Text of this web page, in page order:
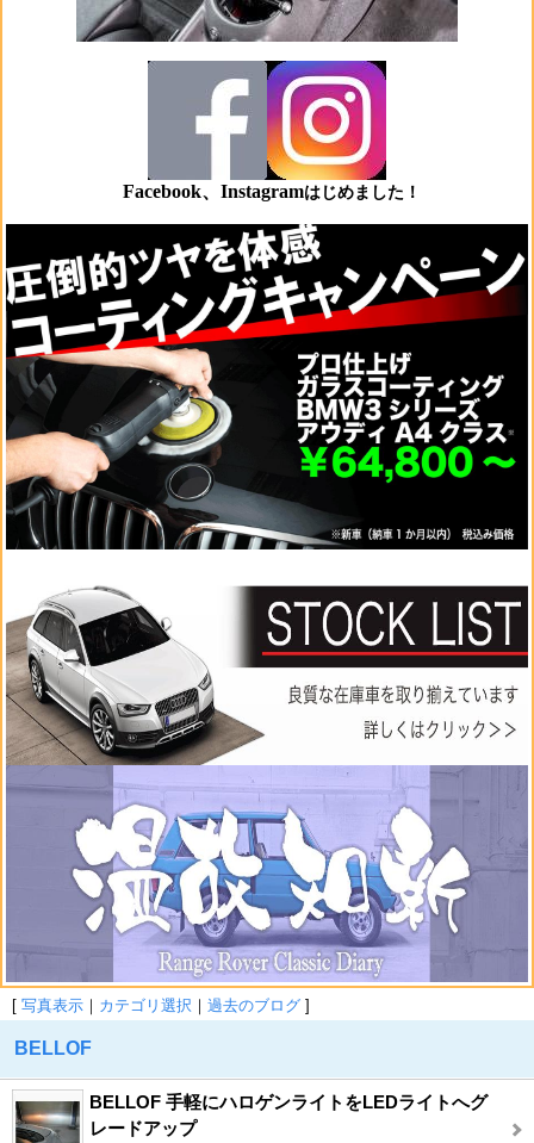
Facebook、Instagramはじめました！
[ 写真表示 ｜ カテゴリ選択 ｜ 過去のブログ ]
BELLOF
BELLOF 手軽にハロゲンライトをLEDライトへグ
レードアップ